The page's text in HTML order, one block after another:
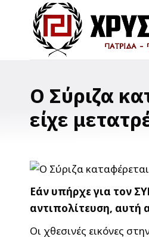
Ο Σύριζα
είχε
Εάν υπήρχε για τον
αντιπολίτευση,
Οι χθεσινές εικόνες